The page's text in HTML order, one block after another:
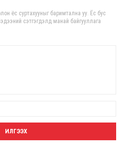
ёс суртахууныг баримтална уу. Ёс бус
сэтгэгдэлд манай байгууллага